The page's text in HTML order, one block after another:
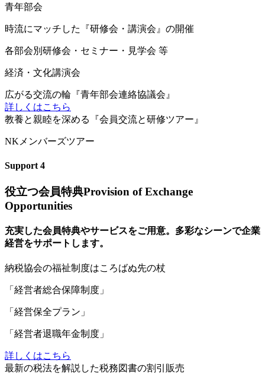
青年部会
時流にマッチした『研修会・講演会』の開催
各部会別研修会・セミナー・見学会 等
経済・文化講演会
広がる交流の輪『青年部会連絡協議会』
詳しくはこちら
教養と親睦を深める『会員交流と研修ツアー』
NKメンバーズツアー
Support4
役立つ会員特典Provision of Exchange
Opportunities
充実した会員特典やサービスをご用意。多彩なシーンで企業
経営をサポートします。
納税協会の福祉制度はころばぬ先の杖
「経営者総合保障制度」
「経営保全プラン」
「経営者退職年金制度」
詳しくはこちら
最新の税法を解説した税務図書の割引販売